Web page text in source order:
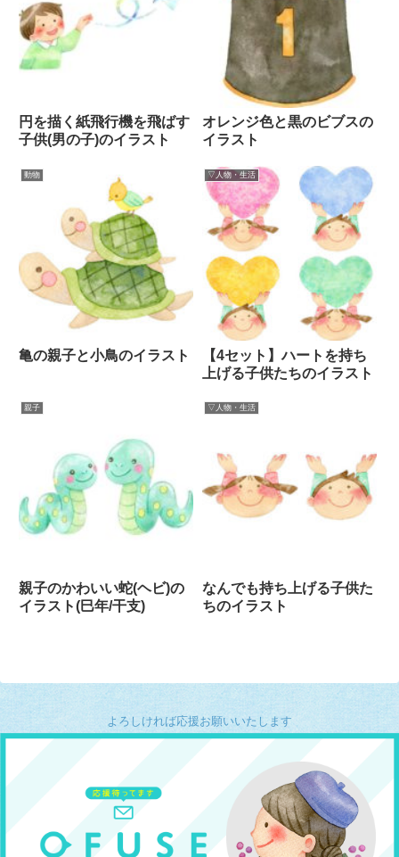
円を描く紙飛行機を飛ばす
子供(男の子)のイラスト
オレンジ色と黒のビブスの
イラスト
動物
亀の親子と小鳥のイラスト
▽人物・生活
【4セット】ハートを持ち
上げる子供たちのイラスト
親子
親子のかわいい蛇(ヘビ)の
イラスト(巳年/干支)
▽人物・生活
なんでも持ち上げる子供た
ちのイラスト
よろしければ応援お願いいたします